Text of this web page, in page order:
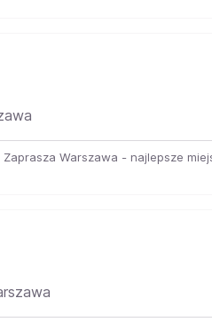
Warszawa - najlepsze